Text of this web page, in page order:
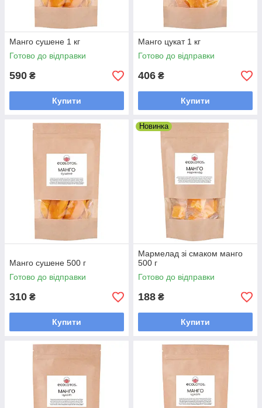
Манго сушене 1 кг
Готово до відправки
590 ₴
Купити
Манго цукат 1 кг
Готово до відправки
406 ₴
Купити
Манго сушене 500 г
Готово до відправки
310 ₴
Купити
Новинка
Мармелад зі смаком манго
500 г
Готово до відправки
188 ₴
Купити